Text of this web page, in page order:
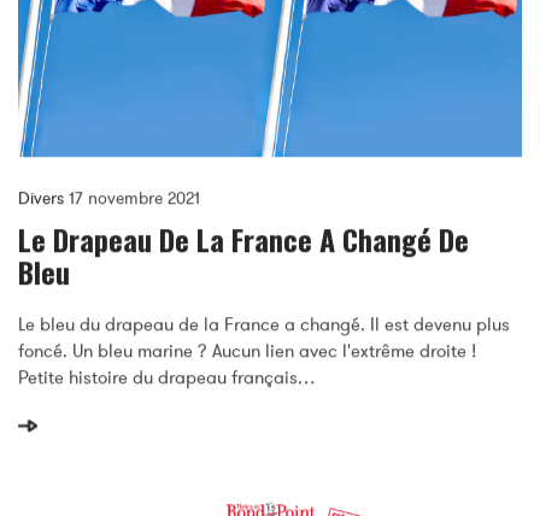
Divers 17 novembre 2021
Le Drapeau De La France A Changé De
Bleu
Le bleu du drapeau de la France a changé. Il est devenu plus
foncé. Un bleu marine ? Aucun lien avec l'extrême droite !
Petite histoire du drapeau français…